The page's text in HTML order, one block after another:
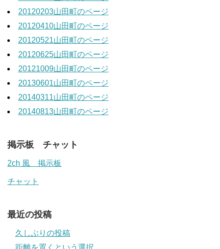
20120203山田町のページ
20120410山田町のページ
20120521山田町のページ
20120625山田町のページ
20121009山田町のページ
20130601山田町のページ
20140311山田町のページ
20140813山田町のページ
掲示板 チャット
2ch 風 掲示板
チャット
最近の投稿
久しぶりの投稿
距離を置くという選択